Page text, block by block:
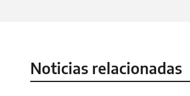
Noticias relacionadas